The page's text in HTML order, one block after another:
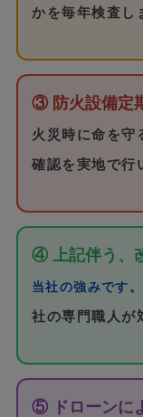
かを毎年検査し
③ 防火設備定
火災時に命を守
確認を実地で行
④ 上記伴う、
当社の強みです。
社の専門職人が
⑤ ドローンに